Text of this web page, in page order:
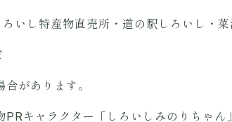
し特産物直売所・道の駅しろいし・菜
があります。
キャラクター「しろいしみのりちゃん